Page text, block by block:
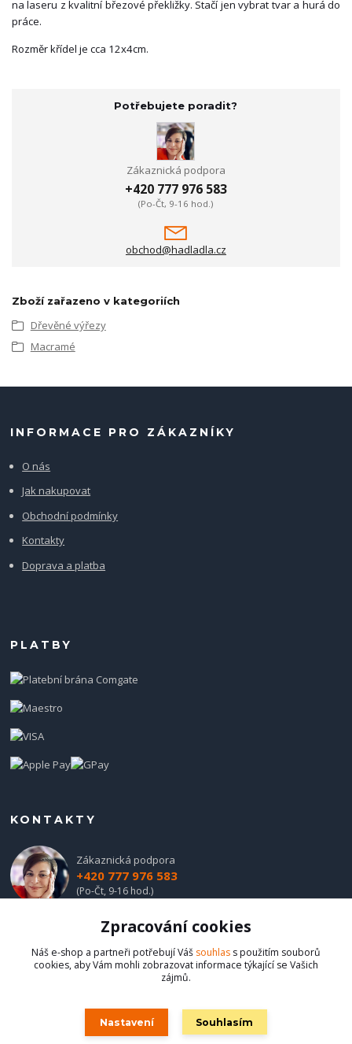
na laseru z kvalitní březové překližky. Stačí jen vybrat tvar a hurá do
práce.
Rozměr křídel je cca 12x4cm.
Potřebujete poradit?
Zákaznická podpora
+420 777 976 583
(Po-Čt, 9-16 hod.)
obchod@hadladla.cz
Zboží zařazeno v kategoriích
Dřevěné výřezy
Macramé
INFORMACE PRO ZÁKAZNÍKY
O nás
Jak nakupovat
Obchodní podmínky
Kontakty
Doprava a platba
PLATBY
KONTAKTY
Zákaznická podpora
+420 777 976 583
(Po-Čt, 9-16 hod.)
obchod@hadladla.cz
Zpracování cookies
Náš e-shop a partneři potřebují Váš souhlas s použitím souborů
cookies, aby Vám mohli zobrazovat informace týkající se Vašich
zájmů.
Nastavení Souhlasím